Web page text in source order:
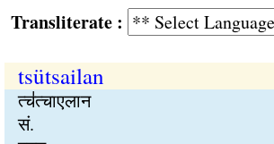
:
tsütsailan
त्च॑त्चाएलान
सं.